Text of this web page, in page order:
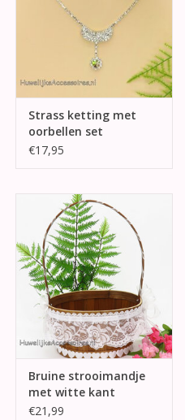
Strass ketting met
oorbellen set
€17,95
Bruine strooimandje
met witte kant
€21,99